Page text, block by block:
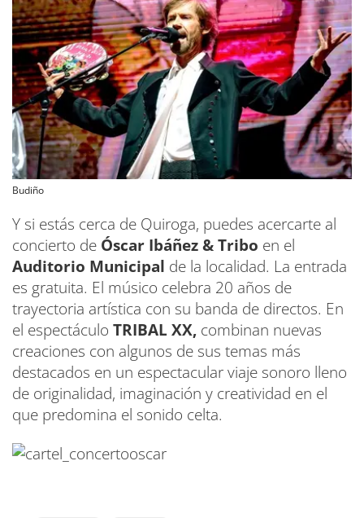
Budiño
Y si estás cerca de Quiroga, puedes acercarte al
concierto de Óscar Ibáñez & Tribo en el
Auditorio Municipal de la localidad. La entrada
es gratuita. El músico celebra 20 años de
trayectoria artística con su banda de directos. En
el espectáculo TRIBAL XX, combinan nuevas
creaciones con algunos de sus temas más
destacados en un espectacular viaje sonoro lleno
de originalidad, imaginación y creatividad en el
que predomina el sonido celta.